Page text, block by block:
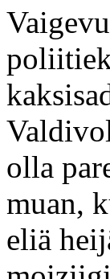
olla
muan,
eliä